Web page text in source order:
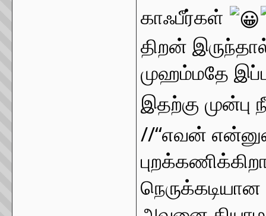
காஃபீர்கள்
திறன்
முஹம்மதே
இதற்கு முன்பு
//“எவன்